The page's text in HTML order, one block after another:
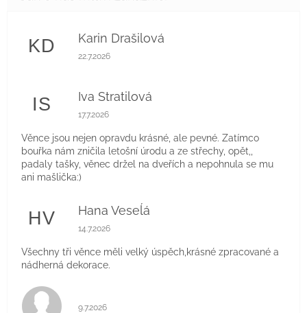
KD Karin Drašilová
Hodnocení obchodu je 5 z 5 hvězdiček.
22.7.2026
IS Iva Stratilová
Hodnocení obchodu je 5 z 5 hvězdiček.
17.7.2026
Věnce jsou nejen opravdu krásné, ale pevné. Zatímco
bouřka nám zničila letošní úrodu a ze střechy, opět,,
padaly tašky, věnec držel na dveřích a nepohnula se mu
ani mašlička:)
HV Hana Veseĺá
Hodnocení obchodu je 5 z 5 hvězdiček.
14.7.2026
Všechny tři věnce měli velký úspěch,krásné zpracované a
nádherná dekorace.
Hodnocení obchodu je 5 z 5 hvězdiček.
9.7.2026